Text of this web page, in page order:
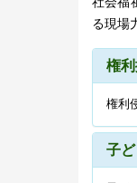
る現場
権
権利
子